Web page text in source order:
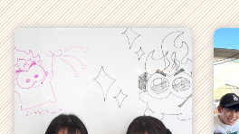
長
企
業
か
ら
ス